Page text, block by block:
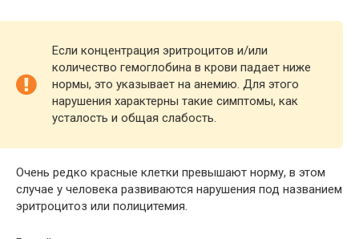
Если концентрация эритроцитов и/или
количество гемоглобина в крови падает ниже
нормы, это указывает на анемию. Для этого
нарушения характерны такие симптомы, как
усталость и общая слабость.
Очень редко красные клетки превышают норму, в этом
случае у человека развиваются нарушения под названием
эритроцитоз или полицитемия.